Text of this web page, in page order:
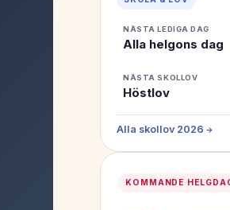
NÄSTA LEDIGA DAG
Alla helgons dag
NÄSTA SKOLLOV
Höstlov
Alla skollov 2026 →
KOMMANDE